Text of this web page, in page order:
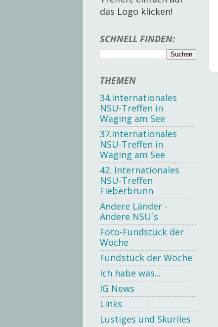
das Logo klicken!
SCHNELL FINDEN:
THEMEN
34.Internationales
NSU-Treffen in
Waging am See
37.Internationales
NSU-Treffen in
Waging am See
42. Internationales
NSU-Treffen
Fieberbrunn
Andere Länder -
Andere NSU`s
Foto-Fundstück der
Woche
Fundstück der Woche
Ich habe was...
IG News
Links
Lustiges und Skuriles